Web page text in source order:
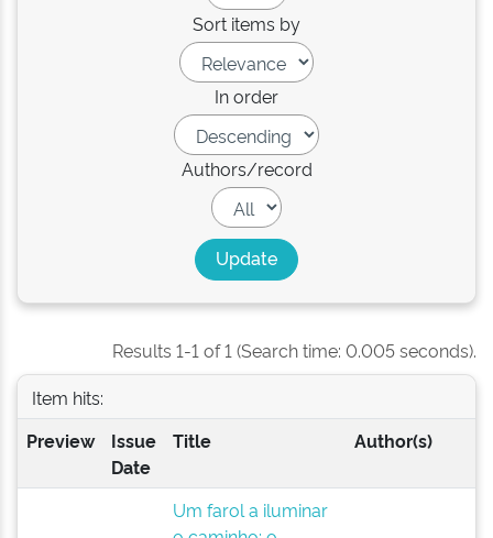
Sort items by
In order
Authors/record
Results 1-1 of 1 (Search time: 0.005 seconds).
Item hits:
Preview
Issue
Date
Title Author(s)
Um farol a iluminar